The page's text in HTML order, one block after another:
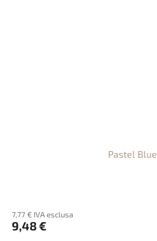
Pastel Blue
7,77 € IVA esclusa
9,48 €